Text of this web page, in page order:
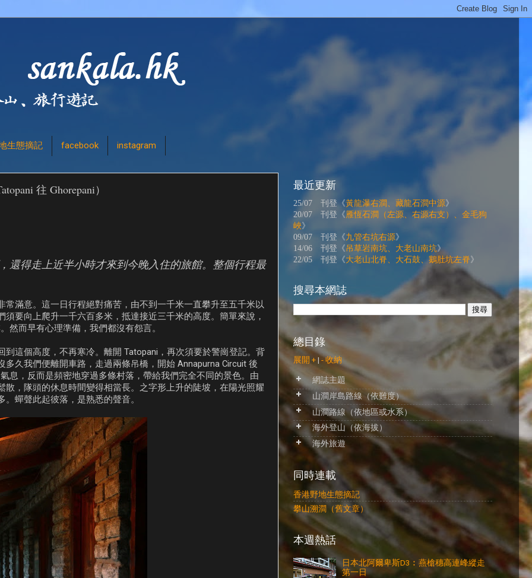
生態摘記 facebook instagram
往 Ghorepani）
還得走上近半小時才來到今晚入住的旅館。整個行程最
滿意。這一日行程絕對痛苦，由不到一千米一直攀升至五千米以
要向上爬升一千六百多米，抵達接近三千米的高度。簡單來說，
然而早有心理準備，我們都沒有怨言。
這個高度，不再寒冷。離開 Tatopani，再次須要於警崗登記。背
久我們便離開車路，走過兩條吊橋，開始 Annapurna Circuit 後
息，反而是頻密地穿過多條村落，帶給我們完全不同的景色。由
，隊頭的休息時間變得相當長。之字形上升的陡坡，在陽光照耀
蟬聲此起彼落，是熟悉的聲音。
最近更新
25/07 刊登《黃龍瀑右澗、藏龍石澗中源》
20/07 刊登《雁恆石澗（左源、右源右支）、金毛狗
峽》
09/07 刊登《九管右坑右源》
14/06 刊登《吊草岩南坑、大老山南坑》
22/05 刊登《大老山北脊、大石鼓、鵝肚坑左脊》
搜尋本網誌
總目錄
展開 +| - 收納
網誌主題
山澗岸島路線（依難度）
山澗路線（依地區或水系）
海外登山（依海拔）
海外旅遊
同時連載
香港野地生態摘記
攀山溯澗（舊文章）
本週熱話
日本北阿爾卑斯D3︰燕槍穗高連峰縱走
第一日